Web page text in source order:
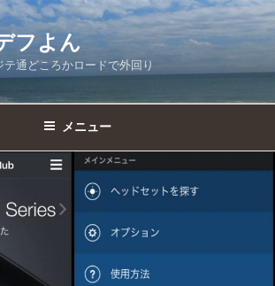
フよん
テ通どころかロードで外回り
メニュー